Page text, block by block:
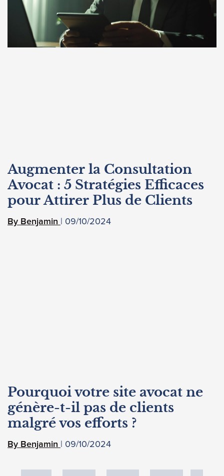
Augmenter la Consultation
Avocat : 5 Stratégies Efficaces
pour Attirer Plus de Clients
Benjamin 09/10/2024
Pourquoi votre site avocat ne
génère-t-il pas de clients
malgré vos efforts ?
Benjamin 09/10/2024